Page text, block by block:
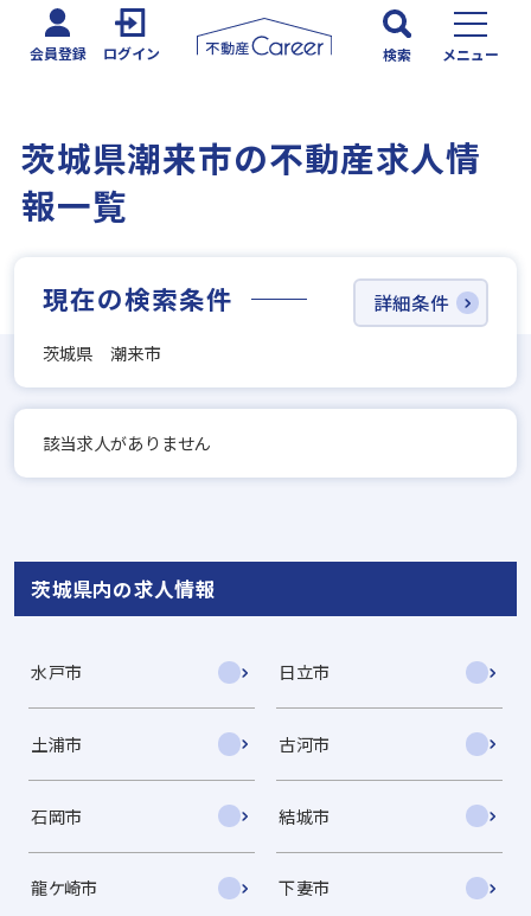
会員登録 ログイン 検索 メニュー
茨城県潮来市の不動産求人情
報一覧
現在の検索条件
茨城県 潮来市
詳細条件
該当求人がありません
茨城県内の求人情報
水戸市 日立市
土浦市 古河市
石岡市 結城市
龍ケ崎市 下妻市